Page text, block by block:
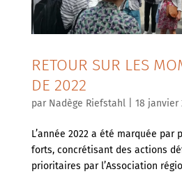
RETOUR SUR LES
DE 2022
par Nadège Riefstahl| 18 janvier
L’année 2022 a été marquée par
forts, concrétisant des actions
prioritaires par l’Association